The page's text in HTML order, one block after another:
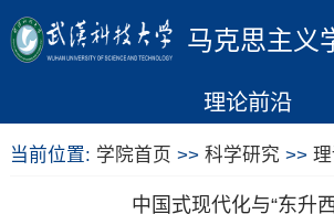
马克思主义
理论前沿
当前位置: 学院首页 >> 科学研究 >>
中国式现代化与“东升